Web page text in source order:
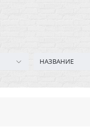
НАЗВАНИЕ